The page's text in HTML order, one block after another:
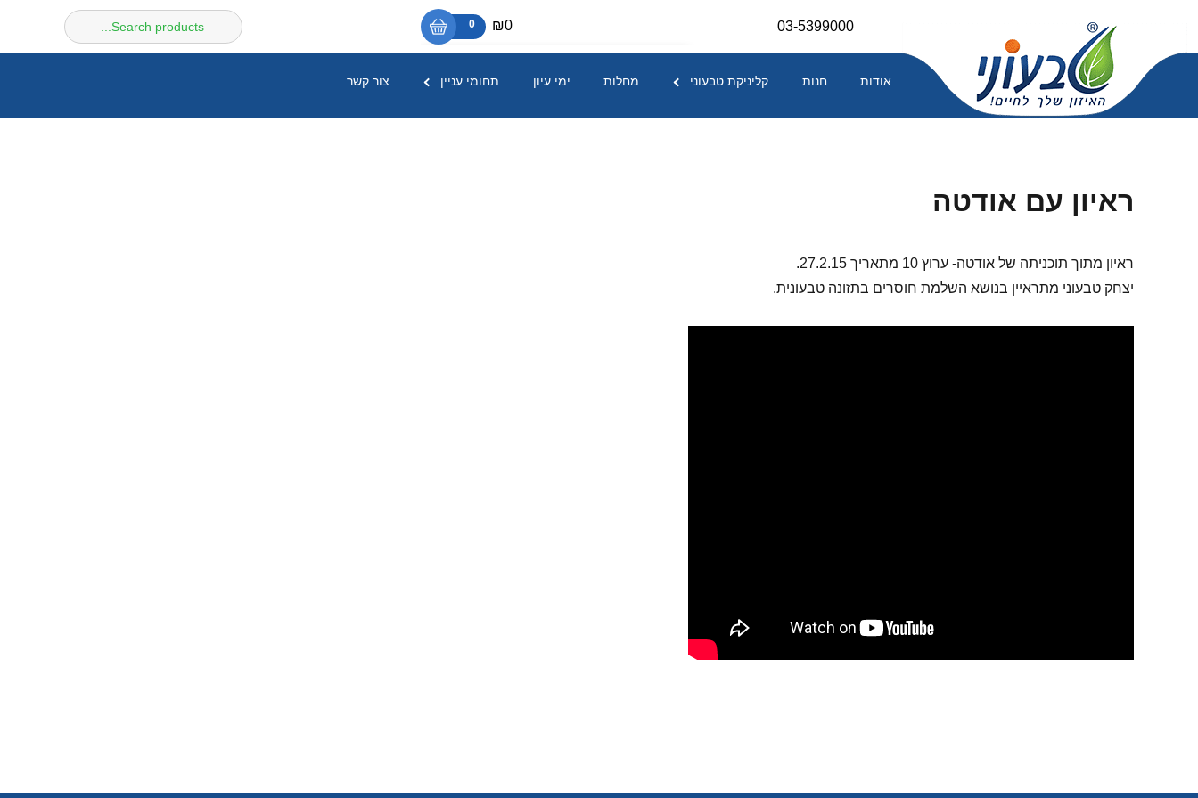
content
03-5399000
₪0
0
אין מוצרים בסל הקניות.
חיפוש
עבור:
אודות חנות קליניקת טבעוני מחלות ימי עיון תחומי עניין צור קשר
ראיון עם אודטה
ראיון מתוך תוכניתה של אודטה- ערוץ 10 מתאריך 27.2.15.
יצחק טבעוני מתראיין בנושא השלמת חוסרים בתזונה טבעונית.